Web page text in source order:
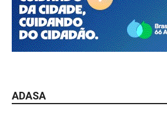
ADASA